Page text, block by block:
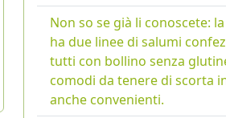
Non so se già li conoscete:
ha due linee di salumi
tutti con bollino senza
comodi da tenere di scorta
anche convenienti.